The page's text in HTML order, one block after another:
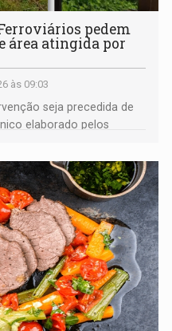
Ferroviários pedem
área atingida por
às 09:03
seja precedida de
elaborado pelos